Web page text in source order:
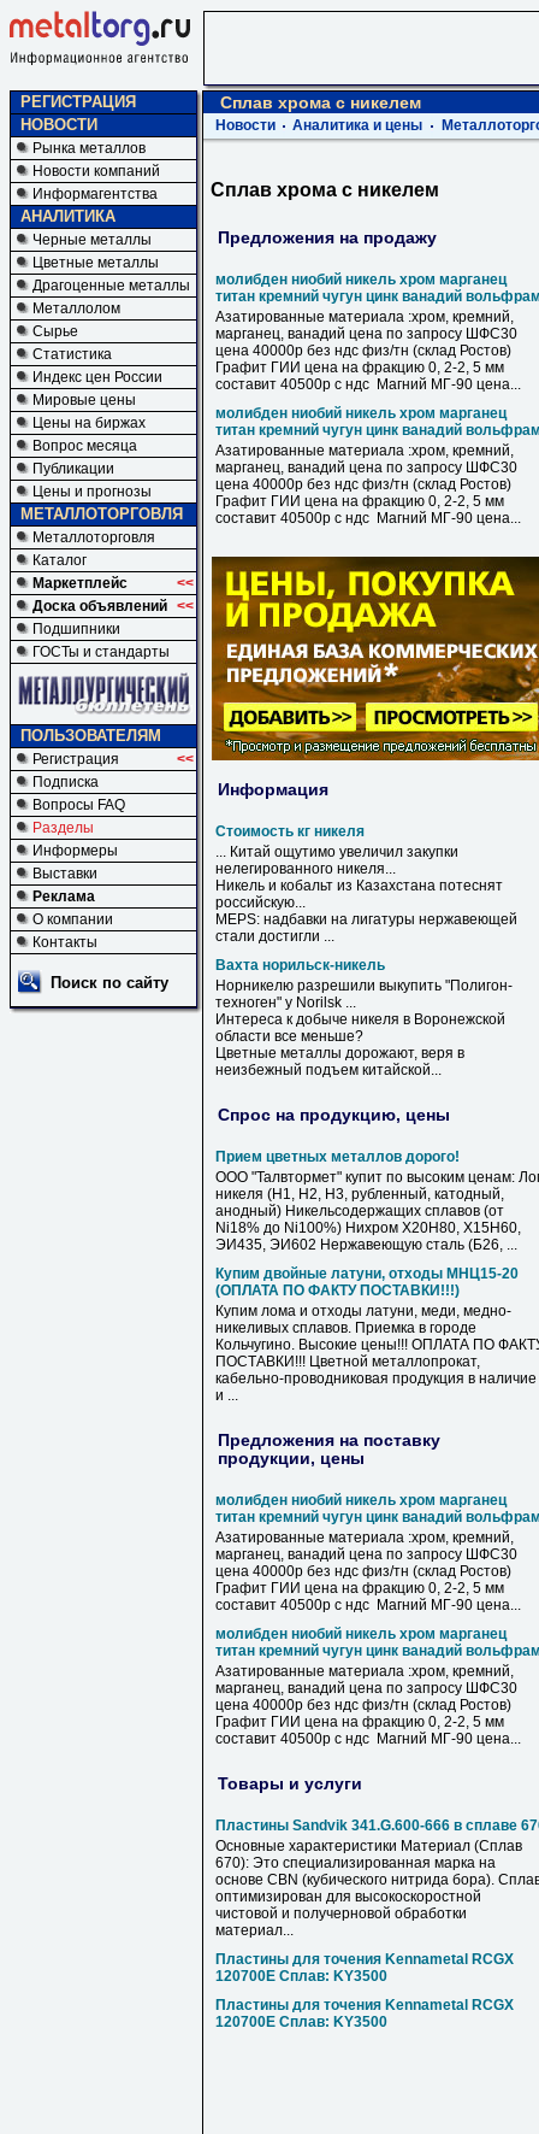
РЕГИСТРАЦИЯ
НОВОСТИ
Рынка металлов
Новости компаний
Информагентства
АНАЛИТИКА
Черные металлы
Цветные металлы
Драгоценные металлы
Металлолом
Сырье
Статистика
Индекс цен России
Мировые цены
Цены на биржах
Вопрос месяца
Публикации
Цены и прогнозы
МЕТАЛЛОТОРГОВЛЯ
Металлоторговля
Каталог
Маркетплейс
<<
Доска объявлений <<
Подшипники
ГОСТы и стандарты
ПОЛЬЗОВАТЕЛЯМ
Регистрация
<<
Подписка
Вопросы FAQ
Разделы
Информеры
Выставки
Реклама
О компании
Контакты
Поиск по сайту
Сплав хрома с никелем
Новости Аналитика и цены
Сплав хрома с никелем
Предложения на продажу
молибден ниобий никель хром марганец
титан кремний чугун цинк ванадий
Азатированные материала :хром, кремний,
марганец, ванадий цена по запросу ШФС30
цена 40000р без ндс физ/тн (склад Ростов)
Графит ГИИ цена на фракцию 0, 2-2, 5 мм
составит 40500р с ндс Магний МГ-90 цена...
молибден ниобий никель хром марганец
титан кремний чугун цинк ванадий
Азатированные материала :хром, кремний,
марганец, ванадий цена по запросу ШФС30
цена 40000р без ндс физ/тн (склад Ростов)
Графит ГИИ цена на фракцию 0, 2-2, 5 мм
составит 40500р с ндс Магний МГ-90 цена...
Информация
Стоимость кг никеля
... Китай ощутимо увеличил закупки
нелегированного никеля...
Никель и кобальт из Казахстана потеснят
российскую...
MEPS: надбавки на лигатуры нержавеющей
стали достигли ...
Вахта норильск-никель
Норникелю разрешили выкупить "Полигон-
техноген" у Norilsk ...
Интереса к добыче никеля в Воронежской
области все меньше?
Цветные металлы дорожают, веря в
неизбежный подъем китайской...
Спрос на продукцию, цены
Прием цветных металлов дорого!
ООО "Талвтормет" купит по высоким ценам:
никеля (Н1, Н2, Н3, рубленный, катодный,
анодный) Никельсодержащих сплавов (от
Ni18% до Ni100%) Нихром Х20Н80, Х15Н60,
ЭИ435, ЭИ602 Нержавеющую сталь (Б26, ...
Купим двойные латуни, отходы МНЦ15-20
(ОПЛАТА ПО ФАКТУ ПОСТАВКИ!!!)
Купим лома и отходы латуни, меди, медно-
никеливых сплавов. Приемка в городе
Кольчугино. Высокие цены!!! ОПЛАТА ПО
ПОСТАВКИ!!! Цветной металлопрокат,
кабельно-проводниковая продукция в наличие
и ...
Предложения на поставку
продукции, цены
молибден ниобий никель хром марганец
титан кремний чугун цинк ванадий
Азатированные материала :хром, кремний,
марганец, ванадий цена по запросу ШФС30
цена 40000р без ндс физ/тн (склад Ростов)
Графит ГИИ цена на фракцию 0, 2-2, 5 мм
составит 40500р с ндс Магний МГ-90 цена...
молибден ниобий никель хром марганец
титан кремний чугун цинк ванадий
Азатированные материала :хром, кремний,
марганец, ванадий цена по запросу ШФС30
цена 40000р без ндс физ/тн (склад Ростов)
Графит ГИИ цена на фракцию 0, 2-2, 5 мм
составит 40500р с ндс Магний МГ-90 цена...
Товары и услуги
Пластины Sandvik 341.G.600-666 в сплаве
Основные характеристики Материал (Сплав
670): Это специализированная марка на
основе CBN (кубического нитрида бора).
оптимизирован для высокоскоростной
чистовой и получерновой обработки
материал...
Пластины для точения Kennametal RCGX
120700E Сплав: KY3500
Пластины для точения Kennametal RCGX
120700E Сплав: KY3500